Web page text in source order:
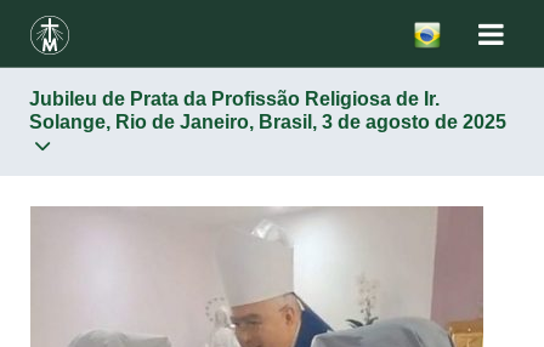
Jubileu de Prata da Profissão Religiosa de Ir.
Solange, Rio de Janeiro, Brasil, 3 de agosto de 2025